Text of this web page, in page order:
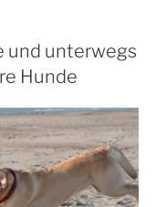
und unterwegs
Hunde